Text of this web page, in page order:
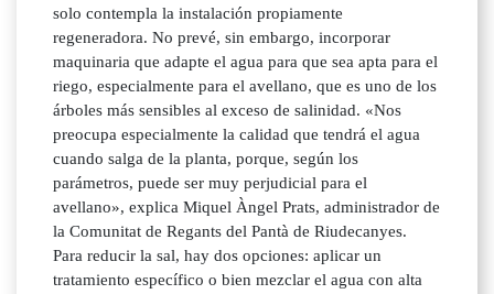
solo contempla la instalación propiamente
regeneradora. No prevé, sin embargo, incorporar
maquinaria que adapte el agua para que sea apta para el
riego, especialmente para el avellano, que es uno de los
árboles más sensibles al exceso de salinidad. «Nos
preocupa especialmente la calidad que tendrá el agua
cuando salga de la planta, porque, según los
parámetros, puede ser muy perjudicial para el
avellano», explica Miquel Àngel Prats, administrador de
la Comunitat de Regants del Pantà de Riudecanyes.
Para reducir la sal, hay dos opciones: aplicar un
tratamiento específico o bien mezclar el agua con alta